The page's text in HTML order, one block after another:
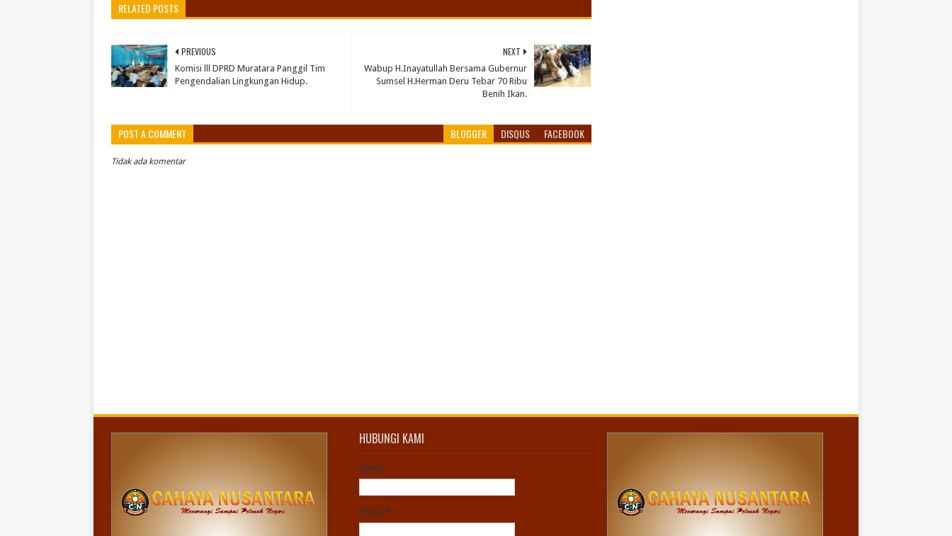
RELATED POSTS
NEXT
Wabup H.Inayatullah Bersama Gubernur
Sumsel H.Herman Deru Tebar 70 Ribu
Benih Ikan.
PREVIOUS
Komisi lll DPRD Muratara Panggil Tim
Pengendalian Lingkungan Hidup.
POST A COMMENT BLOGGER DISQUS FACEBOOK
Tidak ada komentar
HUBUNGI KAMI
Nama
Email*